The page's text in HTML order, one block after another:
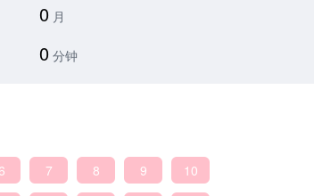
0 月
0 分钟
7 8 9
10